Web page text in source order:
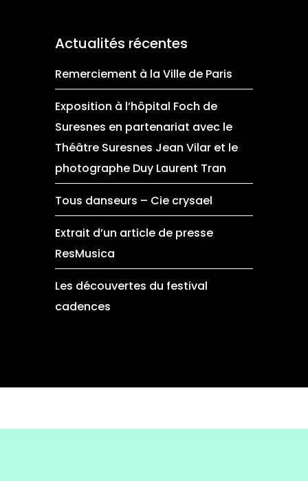
Actualités récentes
Remerciement à la Ville de Paris
Exposition à l’hôpital Foch de
Suresnes en partenariat avec le
Théâtre Suresnes Jean Vilar et le
photographe Duy Laurent Tran
Tous danseurs – Cie crysael
Extrait d’un article de presse
ResMusica
Les découvertes du festival
cadences